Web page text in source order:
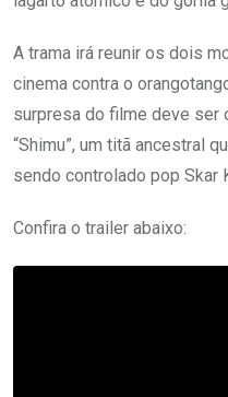
A trama irá reunir os dois
cinema contra o
surpresa do filme deve ser
“Shimu”, um titã ancestral
sendo controlado pop Skar
Confira o trailer abaixo: